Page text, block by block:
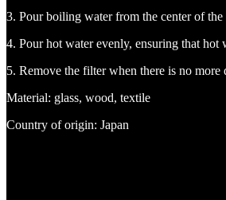
3. Pour boiling water from the center of
4. Pour hot water evenly, ensuring that hot
5. Remove the filter when there is no
Material: glass, wood, textile
Country of origin: Japan